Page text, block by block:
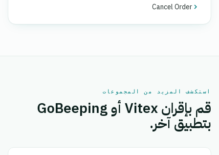
Cancel Order
استكشف المزيد من المجموعات
قم بإقران Vitex أو GoBeeping
بتطبيق آخر.